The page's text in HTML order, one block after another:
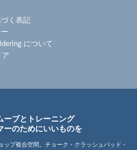
く表記
について
ア
ーブとトレーニング
ーのためにいいものを
ップ複合空間。チョーク・クラッシュパッド・